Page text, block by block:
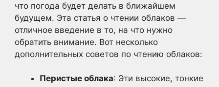
что погода будет делать в ближайшем
будущем. Эта статья о чтении облаков —
отличное введение в то, на что нужно
обратить внимание. Вот несколько
дополнительных советов по чтению облаков:
Перистые облака: Эти высокие, тонкие